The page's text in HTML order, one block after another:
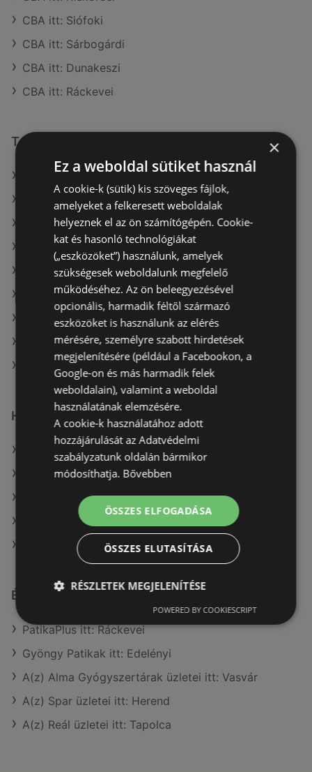
CBA itt: Siófoki
CBA itt: Sárbogárdi
CBA itt: Dunakeszi
CBA itt: Ráckevei
További linkek
A(z) CBA ajánlatai
A(z) Family Frost ajánlatai
A(z) Reál ajánlatai
A(z) Tesco aktuális akciós újságjai
A(z) Metro aktuális akciós újságjai
A(z) Ecofamily aktuális akciós újságjai
A(z) Chef Market aktuális akciós újságjai
A(z) ALDI aktuális akciós újságjai
A(z) CBA üzletei itt: Sopron-Fertődi
Hasonló kiskereskedők
A(z) Tesco ajánlatai
A(z) Penny-Market Kft. ajánlatai
A(z) Privát ajánlatai
A(z) Lidl ajánlatai
A(z) Aldi ajánlatai
Érdeklődésre számot tartó elemek itt:
PatikaPlus itt: Ráckevei
Gyöngy Patikak itt: Edelényi
A(z) Alma Gyógyszertárak üzletei itt: Vasvár
A(z) Spar üzletei itt: Herend
A(z) Reál üzletei itt: Tapolca
×
Ez a weboldal sütiket használ
A cookie-k (sütik) kis szöveges fájlok,
amelyeket a felkeresett weboldalak
helyeznek el az ön számítógépén. Cookie-
kat és hasonló technológiákat
(„eszközöket”) használunk, amelyek
szükségesek weboldalunk megfelelő
működéséhez. Az ön beleegyezésével
opcionális, harmadik féltől származó
eszközöket is használunk az elérés
mérésére, személyre szabott hirdetések
megjelenítésére (például a Facebookon, a
Google-on és más harmadik felek
weboldalain), valamint a weboldal
használatának elemzésére.
A cookie-k használatához adott
hozzájárulását az Adatvédelmi
szabályzatunk oldalán bármikor
módosíthatja. Bővebben
ÖSSZES ELFOGADÁSA
ÖSSZES ELUTASÍTÁSA
RÉSZLETEK MEGJELENÍTÉSE
POWERED BY COOKIESCRIPT